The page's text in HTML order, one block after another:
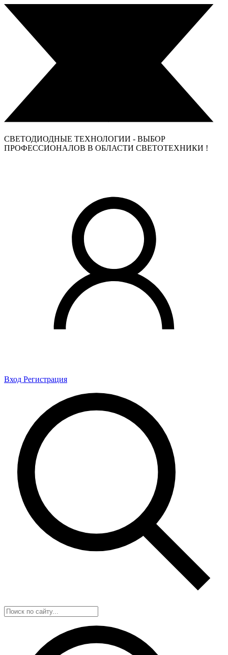
СВЕТОДИОДНЫЕ ТЕХНОЛОГИИ - ВЫБОР
ПРОФЕССИОНАЛОВ В ОБЛАСТИ СВЕТОТЕХНИКИ !
Вход Регистрация